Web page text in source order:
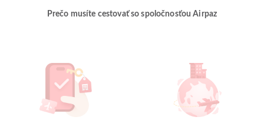
Prečo musíte cestovať so spoločnosťou Airpaz